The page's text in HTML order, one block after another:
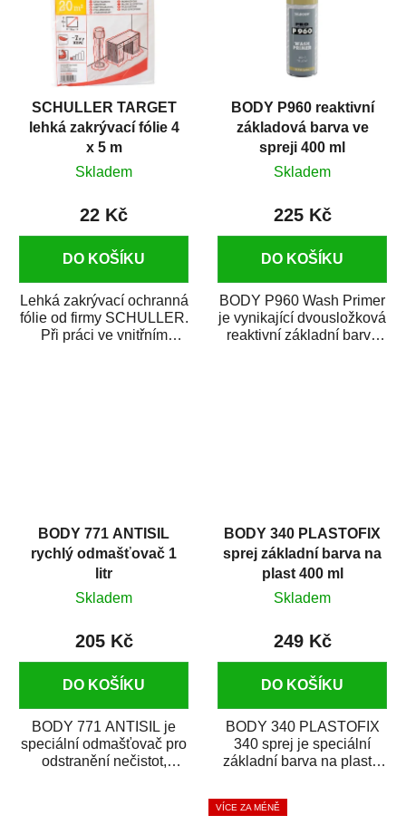
SCHULLER TARGET
lehká zakrývací fólie 4
x 5 m
Skladem
22 Kč
DO KOŠÍKU
Lehká zakrývací ochranná
fólie od firmy SCHULLER.
Při práci ve vnitřním
BODY P960 reaktivní
základová barva ve
spreji 400 ml
Skladem
225 Kč
DO KOŠÍKU
BODY P960 Wash Primer
je vynikající dvousložková
reaktivní základní barva
BODY 771 ANTISIL
rychlý odmašťovač 1
litr
Skladem
205 Kč
DO KOŠÍKU
BODY 771 ANTISIL je
speciální odmašťovač pro
odstranění nečistot,
BODY 340 PLASTOFIX
sprej základní barva na
plast 400 ml
Skladem
249 Kč
DO KOŠÍKU
BODY 340 PLASTOFIX
340 sprej je speciální
základní barva na plasty,
vrchních...
VÍCE ZA MÉNĚ